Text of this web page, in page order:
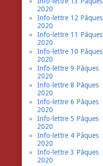
2020
Info-lettre 12 Pâques
2020
Info-lettre 11 Pâques
2020
Info-lettre 10 Pâques
2020
Info-lettre 9 Pâques
2020
Info-lettre 8 Pâques
2020
Info-lettre 6 Pâques
2020
Info-lettre 5 Pâques
2020
Info-lettre 4 Pâques
2020
Info-lettre 3 Pâques
2020